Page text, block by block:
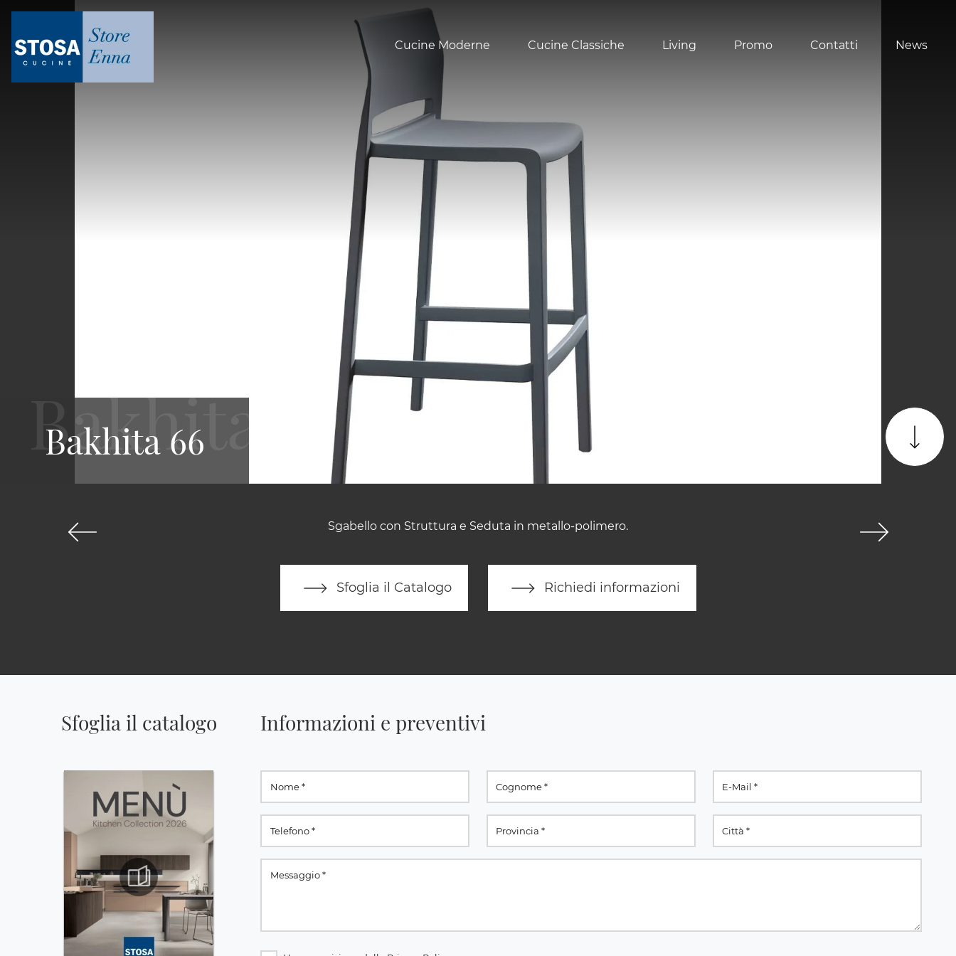
Cucine Moderne Cucine Classiche Living Promo Contatti News
Sgabello con Struttura e Seduta in metallo-polimero.
Sfoglia il Catalogo Richiedi informazioni
Bakhita 66
Sfoglia il catalogo Informazioni e preventivi